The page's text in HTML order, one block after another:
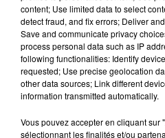
content; Use limited data to select
detect fraud, and fix errors; Deliver
Save and communicate privacy
process personal data such as IP
following functionalities: Identify
requested; Use precise geolocation
other data sources; Link different
information transmitted automatically.
Vous pouvez accepter en cliquant sur
sélectionnant les finalités et/ou